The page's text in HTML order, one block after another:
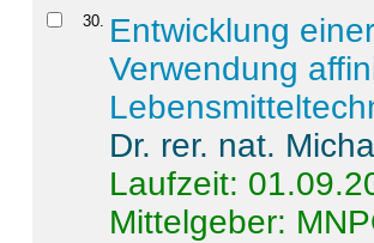
30. Entwicklung
Verwendung
Dr. rer. nat.
Laufzeit:
Mittelgeber: